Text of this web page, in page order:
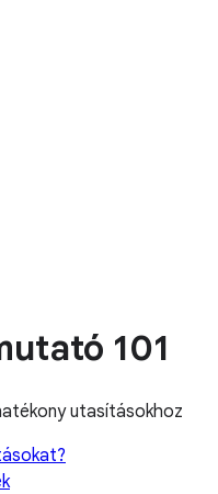
101
utasításokhoz